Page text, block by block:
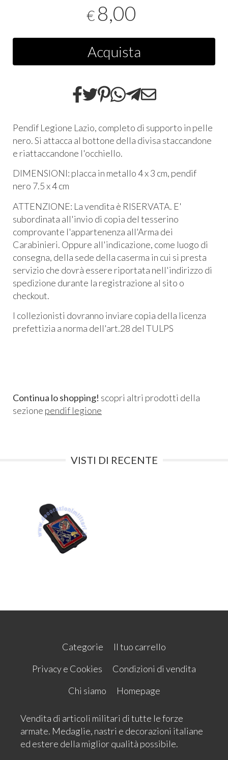
€ 8,00
Acquista
Pendif Legione Lazio, completo di supporto in pelle
nero. Si attacca al bottone della divisa staccandone
e riattaccandone l'occhiello.
DIMENSIONI: placca in metallo 4 x 3 cm, pendif
nero 7.5 x 4 cm
ATTENZIONE: La vendita è RISERVATA. E'
subordinata all'invio di copia del tesserino
comprovante l'appartenenza all'Arma dei
Carabinieri. Oppure all'indicazione, come luogo di
consegna, della sede della caserma in cui si presta
servizio che dovrà essere riportata nell'indirizzo di
spedizione durante la registrazione al sito o
checkout.
I collezionisti dovranno inviare copia della licenza
prefettizia a norma dell'art.28 del TULPS
Continua lo shopping! scopri altri prodotti della
sezione pendif legione
VISTI DI RECENTE
Categorie
Il tuo carrello
Privacy e Cookies
Condizioni di vendita
Chi siamo
Homepage
Vendita di articoli militari di tutte le forze
armate. Medaglie, nastri e decorazioni italiane
ed estere della miglior qualità possibile.